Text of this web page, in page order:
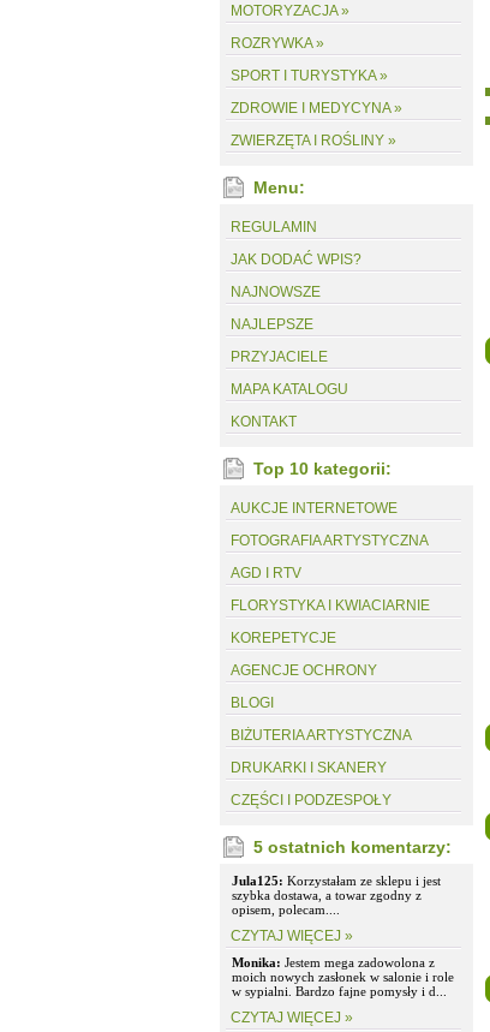
MOTORYZACJA »
ROZRYWKA »
SPORT I TURYSTYKA »
ZDROWIE I MEDYCYNA »
ZWIERZĘTA I ROŚLINY »
Menu:
REGULAMIN
JAK DODAĆ WPIS?
NAJNOWSZE
NAJLEPSZE
PRZYJACIELE
MAPA KATALOGU
KONTAKT
Top 10 kategorii:
AUKCJE INTERNETOWE
FOTOGRAFIA ARTYSTYCZNA
AGD I RTV
FLORYSTYKA I KWIACIARNIE
KOREPETYCJE
AGENCJE OCHRONY
BLOGI
BIŻUTERIA ARTYSTYCZNA
DRUKARKI I SKANERY
CZĘŚCI I PODZESPOŁY
5 ostatnich komentarzy:
Jula125: Korzystałam ze sklepu i jest
szybka dostawa, a towar zgodny z
opisem, polecam....
CZYTAJ WIĘCEJ »
Monika: Jestem mega zadowolona z
moich nowych zasłonek w salonie i role
w sypialni. Bardzo fajne pomysły i d...
CZYTAJ WIĘCEJ »